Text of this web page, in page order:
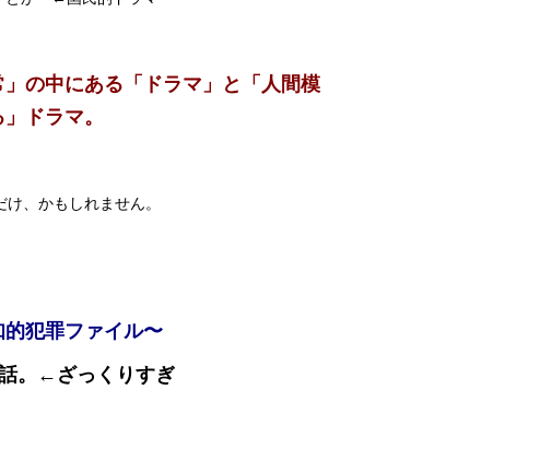
の中にある「ドラマ」と「人間模
ドラマ。
、かもしれません。
犯罪ファイル〜
。←ざっくりすぎ